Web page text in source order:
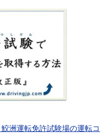
洲運転免許試験場の運転コ